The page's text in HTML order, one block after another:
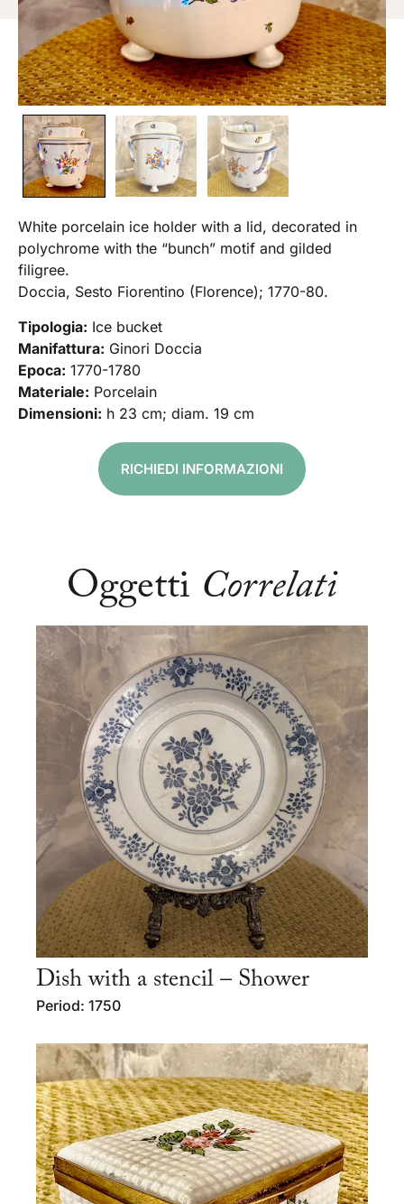
White porcelain ice holder with a lid, decorated in
polychrome with the “bunch” motif and gilded
filigree.
Doccia, Sesto Fiorentino (Florence); 1770-80.
Tipologia: Ice bucket
Manifattura: Ginori Doccia
Epoca: 1770-1780
Materiale: Porcelain
Dimensioni: h 23 cm; diam. 19 cm
RICHIEDI INFORMAZIONI
Oggetti Correlati
Dish with a stencil – Shower
Period: 1750